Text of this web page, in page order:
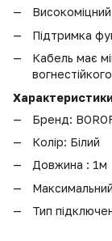
Високоміцний
Підтримка
Кабель має
Бренд:
Колір: Білий
Довжина : 1м
Тип